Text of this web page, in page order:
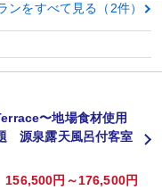
ンをすべて見る（2件）
〜地場食材使用
源泉露天風呂付客室
156,500円～176,500円